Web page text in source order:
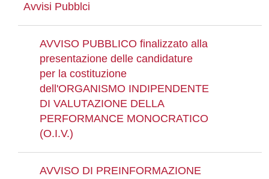
Avvisi Pubblci
AVVISO PUBBLICO finalizzato alla
presentazione delle candidature
per la costituzione
dell'ORGANISMO INDIPENDENTE
DI VALUTAZIONE DELLA
PERFORMANCE MONOCRATICO
(O.I.V.)
AVVISO DI PREINFORMAZIONE